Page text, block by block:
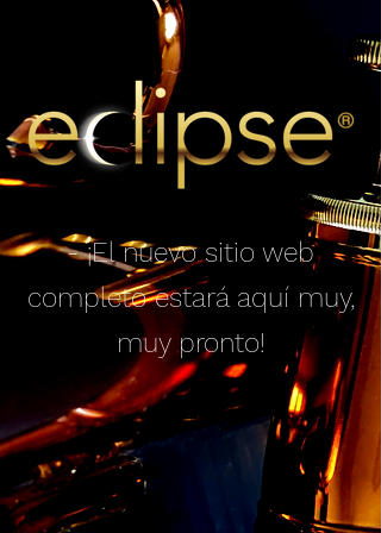
- ¡El nuevo sitio web
completo estará aquí muy,
muy pronto!